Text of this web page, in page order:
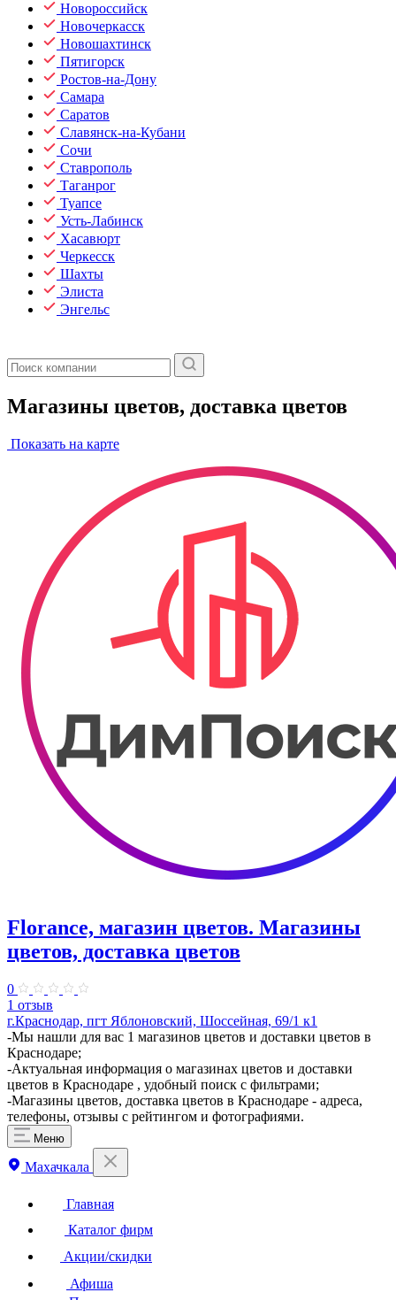
Новороссийск
Новочеркасск
Новошахтинск
Пятигорск
Ростов-на-Дону
Самара
Саратов
Славянск-на-Кубани
Сочи
Ставрополь
Таганрог
Туапсе
Усть-Лабинск
Хасавюрт
Черкесск
Шахты
Элиста
Энгельс
Магазины цветов, доставка цветов
Показать на карте
Florance, магазин цветов. Магазины
цветов, доставка цветов
0
1 отзыв
г.Краснодар, пгт Яблоновский, Шоссейная, 69/1 к1
-Мы нашли для вас 1 магазинов цветов и доставки цветов в
Краснодаре;
-Актуальная информация о магазинах цветов и доставки
цветов в Краснодаре , удобный поиск с фильтрами;
-Магазины цветов, доставка цветов в Краснодаре - адреса,
телефоны, отзывы с рейтингом и фотографиями.
Меню
Махачкала
Главная
Каталог фирм
Акции/скидки
Афиша